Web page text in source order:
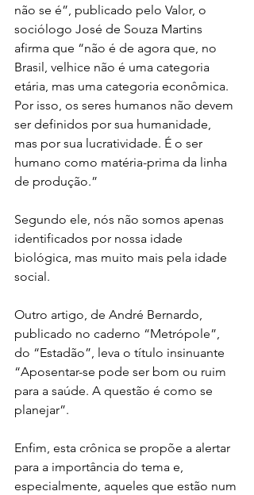
não se é”, publicado pelo Valor, o
sociólogo José de Souza Martins
afirma que “não é de agora que, no
Brasil, velhice não é uma categoria
etária, mas uma categoria econômica.
Por isso, os seres humanos não devem
ser definidos por sua humanidade,
mas por sua lucratividade. É o ser
humano como matéria-prima da linha
de produção.”
Segundo ele, nós não somos apenas
identificados por nossa idade
biológica, mas muito mais pela idade
social.
Outro artigo, de André Bernardo,
publicado no caderno “Metrópole”,
do “Estadão”, leva o título insinuante
“Aposentar-se pode ser bom ou ruim
para a saúde. A questão é como se
planejar”.
Enfim, esta crônica se propõe a alertar
para a importância do tema e,
especialmente, aqueles que estão num